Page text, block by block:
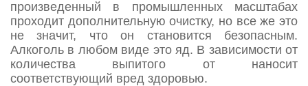
произведенный в промышленных масштабах
проходит дополнительную очистку, но все же это
не значит, что он становится безопасным.
Алкоголь в любом виде это яд. В зависимости от
количества выпитого от наносит
соответствующий вред здоровью.